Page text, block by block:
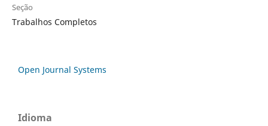
Seção
Trabalhos Completos
Open Journal Systems
Idioma